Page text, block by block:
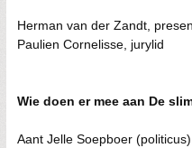
Herman van der Zandt,
Paulien Cornelisse, jurylid
Wie doen er mee aan De
Aant Jelle Soepboer (politicus)